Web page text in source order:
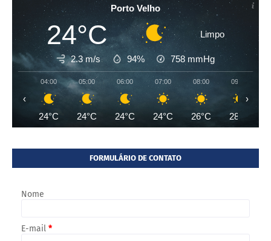
Porto Velho
24°C Limpo
2.3 m/s 94% 758 mmHg
04:00
24°C
05:00
24°C
06:00
24°C
07:00
24°C
08:00
26°C
09:00
28°C
‹ ›
FORMULÁRIO DE CONTATO
Nome
E-mail *